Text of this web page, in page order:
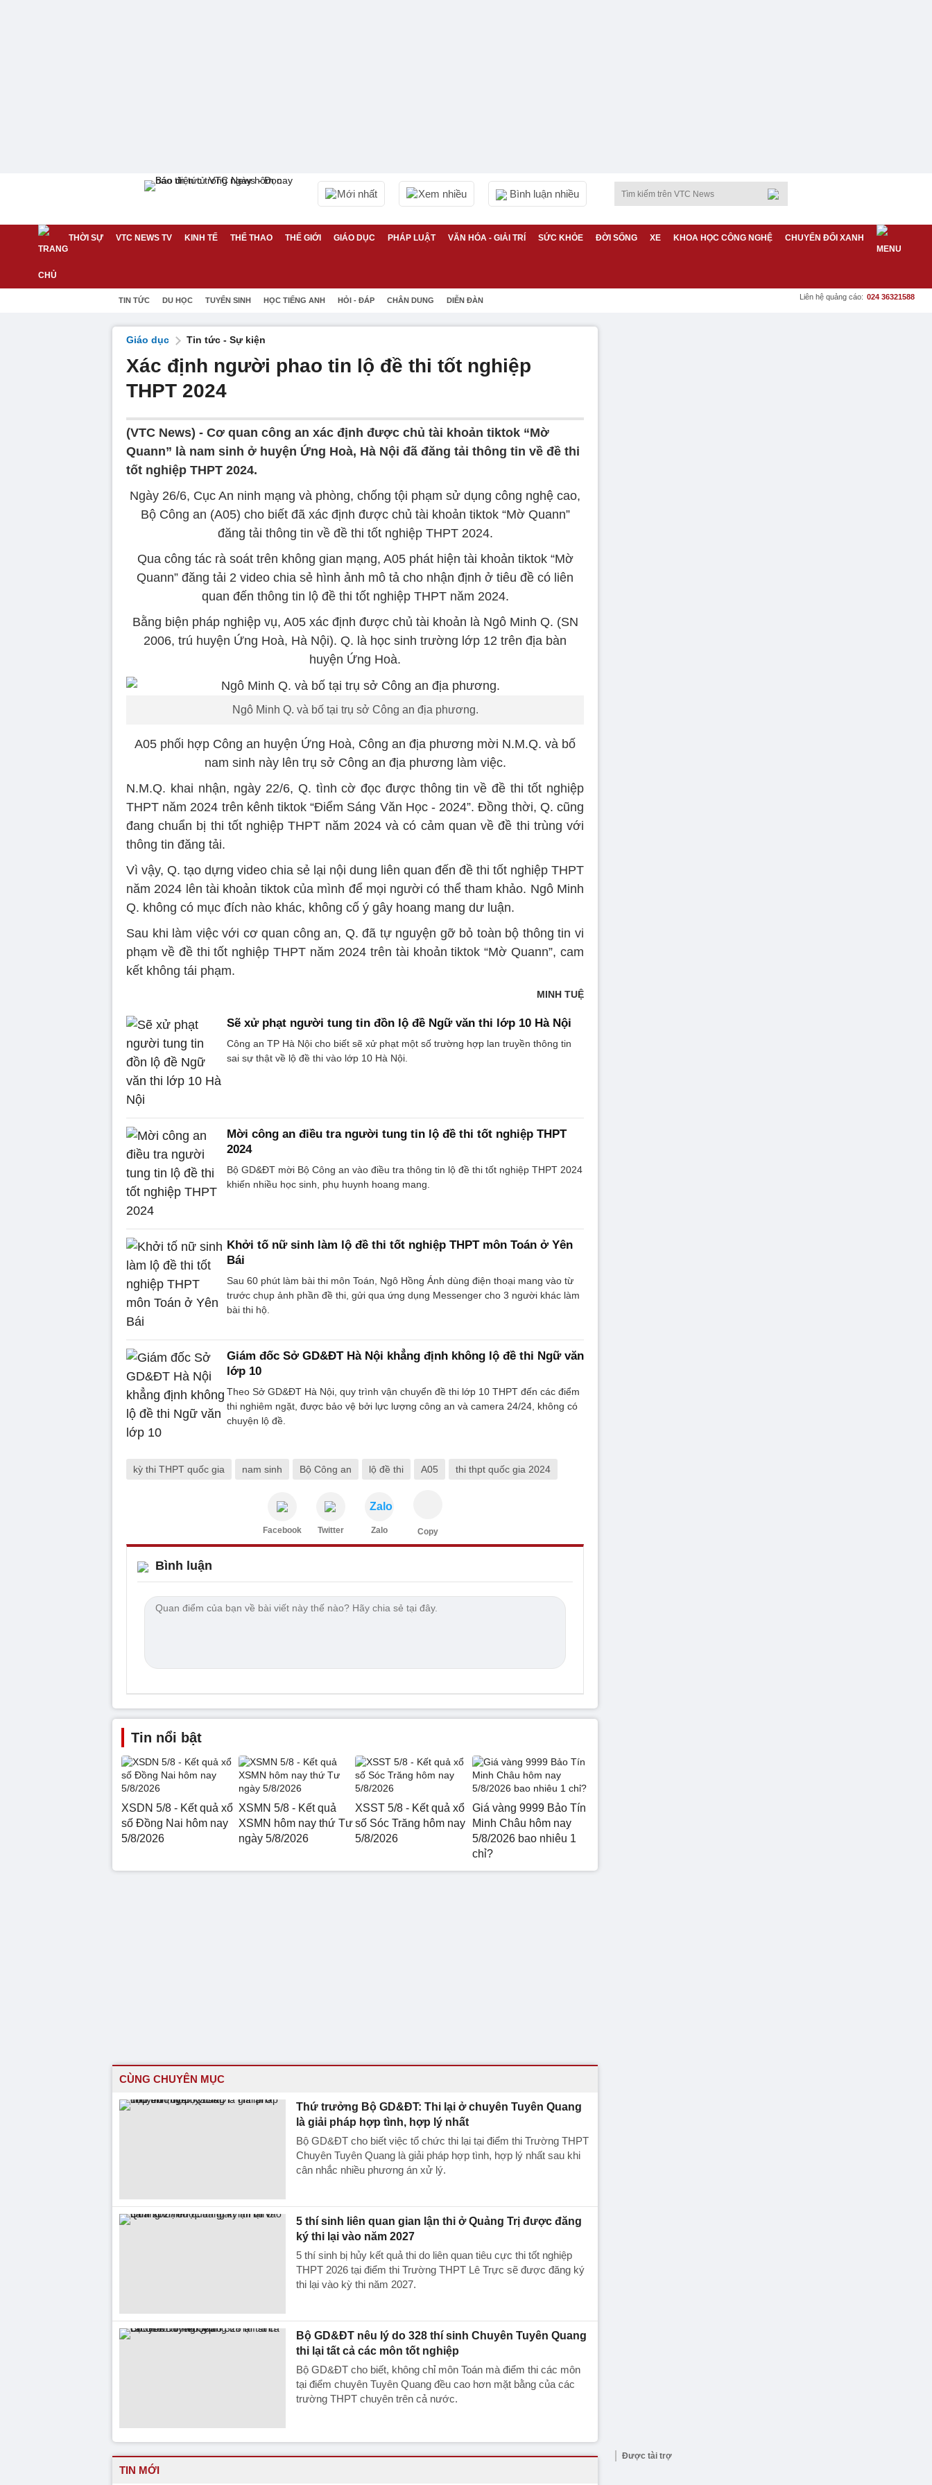
Mới nhất Xem nhiều Bình luận nhiều
THỜI SỰ VTC NEWS TV KINH TẾ THỂ THAO THẾ GIỚI GIÁO DỤC PHÁP LUẬT VĂN HÓA - GIẢI TRÍ SỨC KHỎE ĐỜI SỐNG XE KHOA HỌC CÔNG NGHỆ CHUYỂN ĐỔI XANH
TIN TỨC DU HỌC TUYỂN SINH HỌC TIẾNG ANH HỎI - ĐÁP CHÂN DUNG DIỄN ĐÀN Liên hệ quảng cáo: 024 36321588
Giáo dục Tin tức - Sự kiện
Xác định người phao tin lộ đề thi tốt nghiệp
THPT 2024
(VTC News) - Cơ quan công an xác định được chủ tài khoản tiktok “Mờ
Quann” là nam sinh ở huyện Ứng Hoà, Hà Nội đã đăng tải thông tin về đề thi
tốt nghiệp THPT 2024.
Ngày 26/6, Cục An ninh mạng và phòng, chống tội phạm sử dụng công nghệ cao,
Bộ Công an (A05) cho biết đã xác định được chủ tài khoản tiktok “Mờ Quann”
đăng tải thông tin về đề thi tốt nghiệp THPT 2024.
Qua công tác rà soát trên không gian mạng, A05 phát hiện tài khoản tiktok “Mờ
Quann” đăng tải 2 video chia sẻ hình ảnh mô tả cho nhận định ở tiêu đề có liên
quan đến thông tin lộ đề thi tốt nghiệp THPT năm 2024.
Bằng biện pháp nghiệp vụ, A05 xác định được chủ tài khoản là Ngô Minh Q. (SN
2006, trú huyện Ứng Hoà, Hà Nội). Q. là học sinh trường lớp 12 trên địa bàn
huyện Ứng Hoà.
Ngô Minh Q. và bố tại trụ sở Công an địa phương.
A05 phối hợp Công an huyện Ứng Hoà, Công an địa phương mời N.M.Q. và bố
nam sinh này lên trụ sở Công an địa phương làm việc.
N.M.Q. khai nhận, ngày 22/6, Q. tình cờ đọc được thông tin về đề thi tốt nghiệp
THPT năm 2024 trên kênh tiktok “Điểm Sáng Văn Học - 2024”. Đồng thời, Q. cũng
đang chuẩn bị thi tốt nghiệp THPT năm 2024 và có cảm quan về đề thi trùng với
thông tin đăng tải.
Vì vậy, Q. tạo dựng video chia sẻ lại nội dung liên quan đến đề thi tốt nghiệp THPT
năm 2024 lên tài khoản tiktok của mình để mọi người có thể tham khảo. Ngô Minh
Q. không có mục đích nào khác, không cố ý gây hoang mang dư luận.
Sau khi làm việc với cơ quan công an, Q. đã tự nguyện gỡ bỏ toàn bộ thông tin vi
phạm về đề thi tốt nghiệp THPT năm 2024 trên tài khoản tiktok “Mờ Quann”, cam
kết không tái phạm.
MINH TUỆ
Sẽ xử phạt người tung tin đồn lộ đề Ngữ văn thi lớp 10 Hà Nội
Công an TP Hà Nội cho biết sẽ xử phạt một số trường hợp lan truyền thông tin
sai sự thật về lộ đề thi vào lớp 10 Hà Nội.
Mời công an điều tra người tung tin lộ đề thi tốt nghiệp THPT
2024
Bộ GD&ĐT mời Bộ Công an vào điều tra thông tin lộ đề thi tốt nghiệp THPT 2024
khiến nhiều học sinh, phụ huynh hoang mang.
Khởi tố nữ sinh làm lộ đề thi tốt nghiệp THPT môn Toán ở Yên
Bái
Sau 60 phút làm bài thi môn Toán, Ngô Hồng Ánh dùng điện thoại mang vào từ
trước chụp ảnh phần đề thi, gửi qua ứng dụng Messenger cho 3 người khác làm
bài thi hộ.
Giám đốc Sở GD&ĐT Hà Nội khẳng định không lộ đề thi Ngữ văn
lớp 10
Theo Sở GD&ĐT Hà Nội, quy trình vận chuyển đề thi lớp 10 THPT đến các điểm
thi nghiêm ngặt, được bảo vệ bởi lực lượng công an và camera 24/24, không có
chuyện lộ đề.
kỳ thi THPT quốc gia nam sinh Bộ Công an lộ đề thi A05 thi thpt quốc gia 2024
Facebook Twitter
Zalo
Zalo Copy
Bình luận
Tin nổi bật
XSDN 5/8 - Kết quả xổ
số Đồng Nai hôm nay
5/8/2026
XSMN 5/8 - Kết quả
XSMN hôm nay thứ Tư
ngày 5/8/2026
XSST 5/8 - Kết quả xổ
số Sóc Trăng hôm nay
5/8/2026
Giá vàng 9999 Bảo Tín
Minh Châu hôm nay
5/8/2026 bao nhiêu 1
chỉ?
CÙNG CHUYÊN MỤC
Thứ trưởng Bộ GD&ĐT: Thi lại ở chuyên Tuyên Quang
là giải pháp hợp tình, hợp lý nhất
Bộ GD&ĐT cho biết việc tổ chức thi lại tại điểm thi Trường THPT
Chuyên Tuyên Quang là giải pháp hợp tình, hợp lý nhất sau khi
cân nhắc nhiều phương án xử lý.
5 thí sinh liên quan gian lận thi ở Quảng Trị được đăng
ký thi lại vào năm 2027
5 thí sinh bị hủy kết quả thi do liên quan tiêu cực thi tốt nghiệp
THPT 2026 tại điểm thi Trường THPT Lê Trực sẽ được đăng ký
thi lại vào kỳ thi năm 2027.
Bộ GD&ĐT nêu lý do 328 thí sinh Chuyên Tuyên Quang
thi lại tất cả các môn tốt nghiệp
Bộ GD&ĐT cho biết, không chỉ môn Toán mà điểm thi các môn
tại điểm chuyên Tuyên Quang đều cao hơn mặt bằng của các
trường THPT chuyên trên cả nước.
TIN MỚI
Được tài trợ